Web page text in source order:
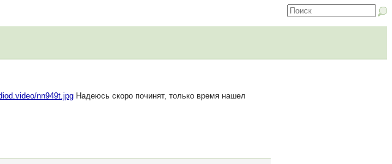
nn949t.jpg Надеюсь скоро починят, только время нашел